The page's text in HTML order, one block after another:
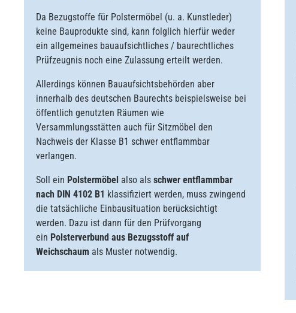
Da Bezugstoffe für Polstermöbel (u. a. Kunstleder)
keine Bauprodukte sind, kann folglich hierfür weder
ein allgemeines bauaufsichtliches / baurechtliches
Prüfzeugnis noch eine Zulassung erteilt werden.
Allerdings können Bauaufsichtsbehörden aber
innerhalb des deutschen Baurechts beispielsweise bei
öffentlich genutzten Räumen wie
Versammlungsstätten auch für Sitzmöbel den
Nachweis der Klasse B1 schwer entflammbar
verlangen.
Soll ein Polstermöbel also als schwer entflammbar
nach DIN 4102 B1 klassifiziert werden, muss zwingend
die tatsächliche Einbausituation berücksichtigt
werden. Dazu ist dann für den Prüfvorgang
ein Polsterverbund aus Bezugsstoff auf
Weichschaum als Muster notwendig.